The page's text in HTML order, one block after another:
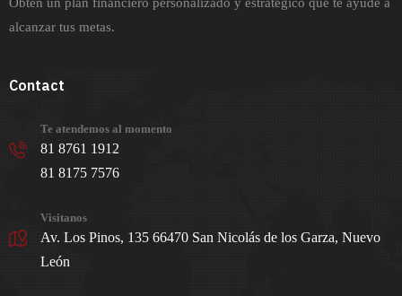
alcanzar tus metas.
Contact
Te atendemos al momento
81 8761 1912
81 8175 7576
Visitanos
Av. Los Pinos, 135 66470 San Nicolás de los Garza, Nuevo
León